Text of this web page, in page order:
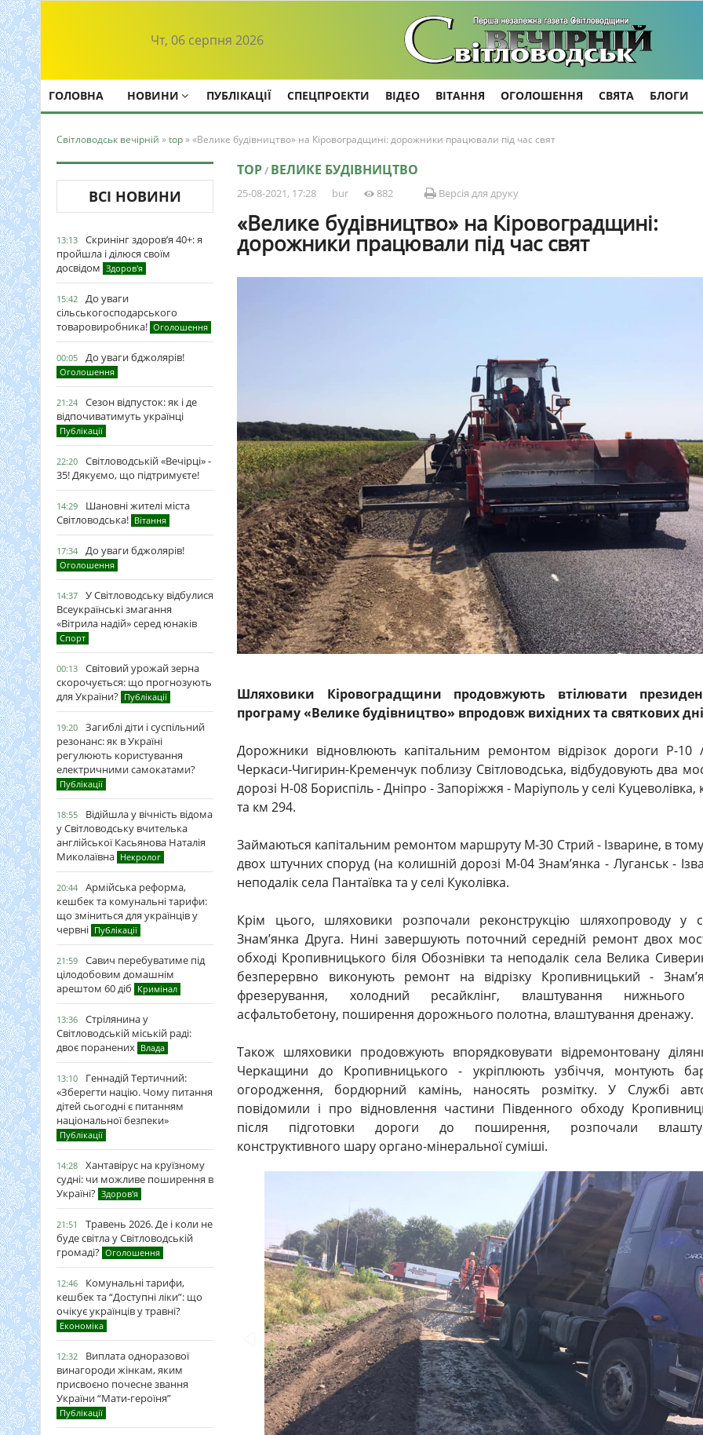
Чт, 06 серпня 2026
ГОЛОВНА НОВИНИ ПУБЛІКАЦІЇ СПЕЦПРОЕКТИ ВІДЕО ВІТАННЯ ОГОЛОШЕННЯ СВЯТА БЛОГИ
Світловодськ вечірній »top» «Велике будівництво» на Кіровоградщині: дорожники працювали під час свят
ВСІ НОВИНИ
13:13
Скринінг здоров’я 40+: я
пройшла і ділюся своїм
досвідом Здоров'я
15:42
До уваги
сільськогосподарського
товаровиробника! Оголошення
00:05 До уваги бджолярів!
Оголошення
21:24
Сезон відпусток: як і де
відпочиватимуть українці
Публікації
22:20
Світловодській «Вечірці» -
35! Дякуємо, що підтримуєте!
14:29
Шановні жителі міста
Світловодська! Вітання
17:34 До уваги бджолярів!
Оголошення
14:37
У Світловодську відбулися
Всеукраїнські змагання
«Вітрила надій» серед юнаків
Спорт
00:13
Світовий урожай зерна
скорочується: що прогнозують
для України? Публікації
19:20
Загиблі діти і суспільний
резонанс: як в Україні
регулюють користування
електричними самокатами?
Публікації
18:55
Відійшла у вічність відома
у Світловодську вчителька
англійської Касьянова Наталія
Миколаївна Некролог
20:44
Армійська реформа,
кешбек та комунальні тарифи:
що зміниться для українців у
червні Публікації
21:59
Савич перебуватиме під
цілодобовим домашнім
арештом 60 діб Кримінал
13:36
Стрілянина у
Світловодській міській раді:
двоє поранених Влада
13:10
Геннадій Тертичний:
«Зберегти націю. Чому питання
дітей сьогодні є питанням
національної безпеки»
Публікації
14:28
Хантавірус на круїзному
судні: чи можливе поширення в
Україні? Здоров'я
21:51
Травень 2026. Де і коли не
буде світла у Світловодській
громаді? Оголошення
12:46
Комунальні тарифи,
кешбек та “Доступні ліки”: що
очікує українців у травні?
Економіка
12:32
Виплата одноразової
винагороди жінкам, яким
присвоєно почесне звання
України “Мати-героїня”
Публікації
TOP/ ВЕЛИКЕ БУДІВНИЦТВО
25-08-2021, 17:28 bur 882 Версія для друку
«Велике будівництво» на Кіровоградщині:
дорожники працювали під час свят
Шляховики Кіровоградщини продовжують втілювати
програму «Велике будівництво» впродовж вихідних та святкових
Дорожники відновлюють капітальним ремонтом відрізок дороги Р-10
Черкаси-Чигирин-Кременчук поблизу Світловодська, відбудовують два
дорозі Н-08 Бориспіль - Дніпро - Запорiжжя - Маріуполь у селі Куцеволівка,
та км 294.
Займаються капітальним ремонтом маршруту М-30 Стрий - Ізварине, в
двох штучних споруд (на колишній дорозі М-04 Знам’янка - Луганськ -
неподалік села Пантаївка та у селі Куколівка.
Крім цього, шляховики розпочали реконструкцію шляхопроводу у
Знам’янка Друга. Нині завершують поточний середній ремонт двох
обході Кропивницького біля Обознівки та неподалік села Велика
безперервно виконують ремонт на відрізку Кропивницький -
фрезерування, холодний ресайклінг, влаштування нижнього
асфальтобетону, поширення дорожнього полотна, влаштування дренажу.
Також шляховики продовжують впорядковувати відремонтовану
Черкащини до Кропивницького - укріплюють узбіччя, монтують
огородження, бордюрний камінь, наносять розмітку. У Службі
повідомили і про відновлення частини Південного обходу
після підготовки дороги до поширення, розпочали
конструктивного шару органо-мінеральної суміші.